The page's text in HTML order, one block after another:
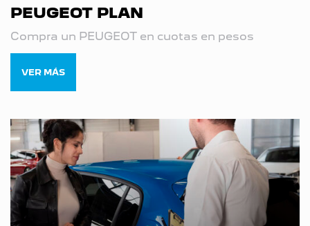
PEUGEOT PLAN
Compra un PEUGEOT en cuotas en pesos
VER MÁS